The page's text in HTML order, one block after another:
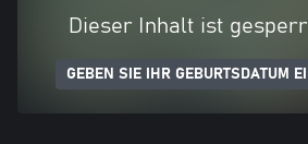
Dieser Inhalt ist
GEBEN SIE IHR GEBURTSDATUM